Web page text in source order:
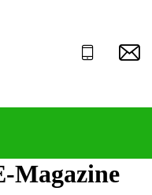
Magazine